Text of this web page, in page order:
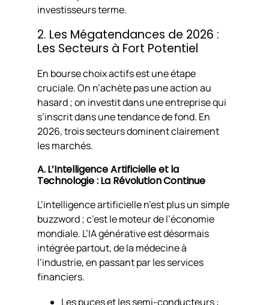
investisseurs terme.
2. Les Mégatendances de 2026 :
Les Secteurs à Fort Potentiel
En bourse choix actifs est une étape
cruciale. On n’achète pas une action au
hasard ; on investit dans une entreprise qui
s’inscrit dans une tendance de fond. En
2026, trois secteurs dominent clairement
les marchés.
A. L’Intelligence Artificielle et la
Technologie : La Révolution Continue
L’intelligence artificielle n’est plus un simple
buzzword ; c’est le moteur de l’économie
mondiale. L’IA générative est désormais
intégrée partout, de la médecine à
l’industrie, en passant par les services
financiers.
Les puces et les semi-conducteurs :